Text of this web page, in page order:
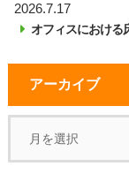
2026.7.17
オフィスにおける
アーカイブ